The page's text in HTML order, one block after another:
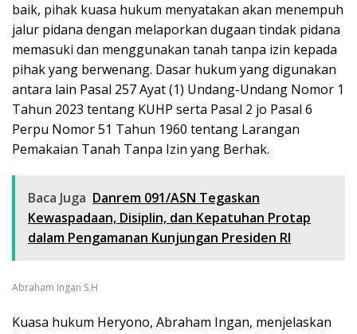
baik, pihak kuasa hukum menyatakan akan menempuh
jalur pidana dengan melaporkan dugaan tindak pidana
memasuki dan menggunakan tanah tanpa izin kepada
pihak yang berwenang. Dasar hukum yang digunakan
antara lain Pasal 257 Ayat (1) Undang-Undang Nomor 1
Tahun 2023 tentang KUHP serta Pasal 2 jo Pasal 6
Perpu Nomor 51 Tahun 1960 tentang Larangan
Pemakaian Tanah Tanpa Izin yang Berhak.
Baca Juga Danrem 091/ASN Tegaskan
Kewaspadaan, Disiplin, dan Kepatuhan Protap
dalam Pengamanan Kunjungan Presiden RI
Abraham Ingan S.H
Kuasa hukum Heryono, Abraham Ingan, menjelaskan